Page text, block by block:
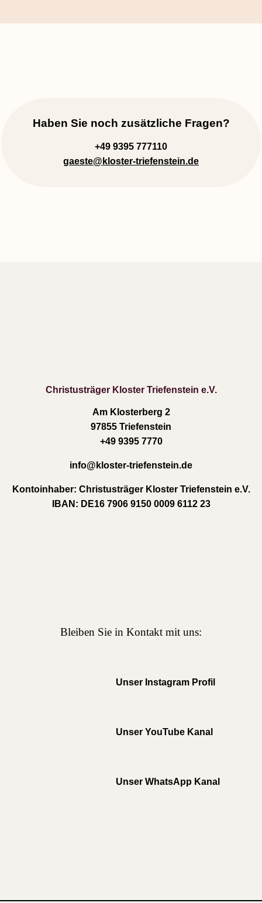
Haben Sie noch zusätzliche Fragen?
+49 9395 777110
gaeste@kloster-triefenstein.de
Christusträger Kloster Triefenstein e.V.
Am Klosterberg 2
97855 Triefenstein
+49 9395 7770
info@kloster-triefenstein.de
Kontoinhaber: Christusträger Kloster Triefenstein e.V.
IBAN: DE16 7906 9150 0009 6112 23
Bleiben Sie in Kontakt mit uns:
Unser Instagram Profil
Unser YouTube Kanal
Unser WhatsApp Kanal